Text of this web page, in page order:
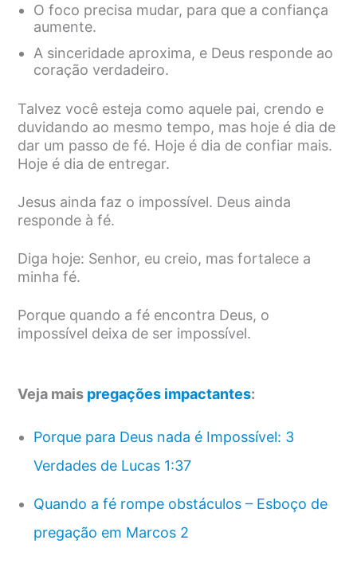
O foco precisa mudar, para que a confiança
aumente.
A sinceridade aproxima, e Deus responde ao
coração verdadeiro.
Talvez você esteja como aquele pai, crendo e
duvidando ao mesmo tempo, mas hoje é dia de
dar um passo de fé. Hoje é dia de confiar mais.
Hoje é dia de entregar.
Jesus ainda faz o impossível. Deus ainda
responde à fé.
Diga hoje: Senhor, eu creio, mas fortalece a
minha fé.
Porque quando a fé encontra Deus, o
impossível deixa de ser impossível.
Veja mais pregações impactantes:
Porque para Deus nada é Impossível: 3
Verdades de Lucas 1:37
Quando a fé rompe obstáculos – Esboço de
pregação em Marcos 2